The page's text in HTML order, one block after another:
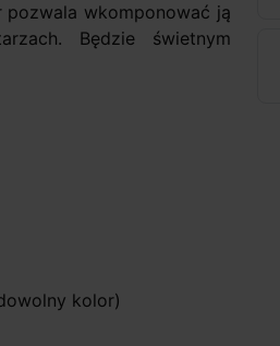
wkomponować ją
Będzie świetnym
kolor)